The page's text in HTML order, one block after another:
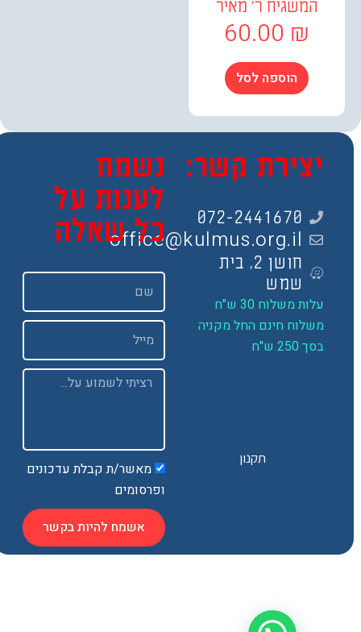
המשגיח ר' מאיר
60.00
הוספה לסל
קשר:
072-2441670
office@kulmus.org.il
חושן 2, בית
שמש
משלוח 30 ש"ח
חינם החל מקניה
נשמח
לענות על
כל שאלה
Email
Message
מאשר/ת קבלת עדכונים
ופרסומים
אשמח להיות בקשר